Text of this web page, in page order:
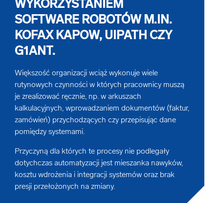
Niszczenie dysków
Niszczenie nośników cyfrowych
Mobilne niszczenie dokumentów
Bezpieczny transport archiwów
Transport teczek osobowych
Obsługa archiwum zakładowego
Digitalizacja przemysłu
Indeksacja i wprowadzanie danych firmy
Elektroniczne archiwum
Digitalizacja dokumentacji medycznej
E-faktura - digitalizacja i archiwum faktur
WYKORZYSTANIEM
SOFTWARE ROBOTÓW M.IN.
KOFAX KAPOW, UIPATH CZY
G1ANT.
Większość organizacji wciąż wykonuje wiele
rutynowych czynności w których pracownicy muszą
je zrealizować ręcznie, np. w arkuszach
kalkulacyjnych, wprowadzaniem dokumentów (faktur,
zamówień) przychodzących czy przepisując dane
pomiędzy systemami.
Przyczyną dla których te procesy nie podlegały
dotychczas automatyzacji jest mieszanka nawyków,
kosztu wdrożenia i integracji systemów oraz brak
presji przełożonych na zmiany.